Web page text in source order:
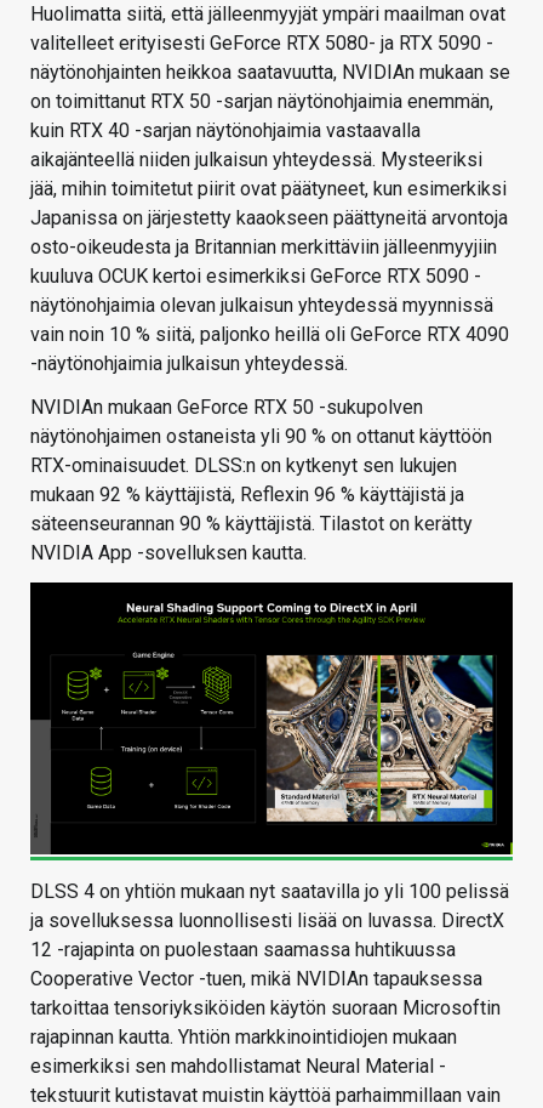
Huolimatta siitä, että jälleenmyyjät ympäri maailman ovat
valitelleet erityisesti GeForce RTX 5080- ja RTX 5090 -
näytönohjainten heikkoa saatavuutta, NVIDIAn mukaan se
on toimittanut RTX 50 -sarjan näytönohjaimia enemmän,
kuin RTX 40 -sarjan näytönohjaimia vastaavalla
aikajänteellä niiden julkaisun yhteydessä. Mysteeriksi
jää, mihin toimitetut piirit ovat päätyneet, kun esimerkiksi
Japanissa on järjestetty kaaokseen päättyneitä arvontoja
osto-oikeudesta ja Britannian merkittäviin jälleenmyyjiin
kuuluva OCUK kertoi esimerkiksi GeForce RTX 5090 -
näytönohjaimia olevan julkaisun yhteydessä myynnissä
vain noin 10 % siitä, paljonko heillä oli GeForce RTX 4090
-näytönohjaimia julkaisun yhteydessä.
NVIDIAn mukaan GeForce RTX 50 -sukupolven
näytönohjaimen ostaneista yli 90 % on ottanut käyttöön
RTX-ominaisuudet. DLSS:n on kytkenyt sen lukujen
mukaan 92 % käyttäjistä, Reflexin 96 % käyttäjistä ja
säteenseurannan 90 % käyttäjistä. Tilastot on kerätty
NVIDIA App -sovelluksen kautta.
DLSS 4 on yhtiön mukaan nyt saatavilla jo yli 100 pelissä
ja sovelluksessa luonnollisesti lisää on luvassa. DirectX
12 -rajapinta on puolestaan saamassa huhtikuussa
Cooperative Vector -tuen, mikä NVIDIAn tapauksessa
tarkoittaa tensoriyksiköiden käytön suoraan Microsoftin
rajapinnan kautta. Yhtiön markkinointidiojen mukaan
esimerkiksi sen mahdollistamat Neural Material -
tekstuurit kutistavat muistin käyttöä parhaimmillaan vain